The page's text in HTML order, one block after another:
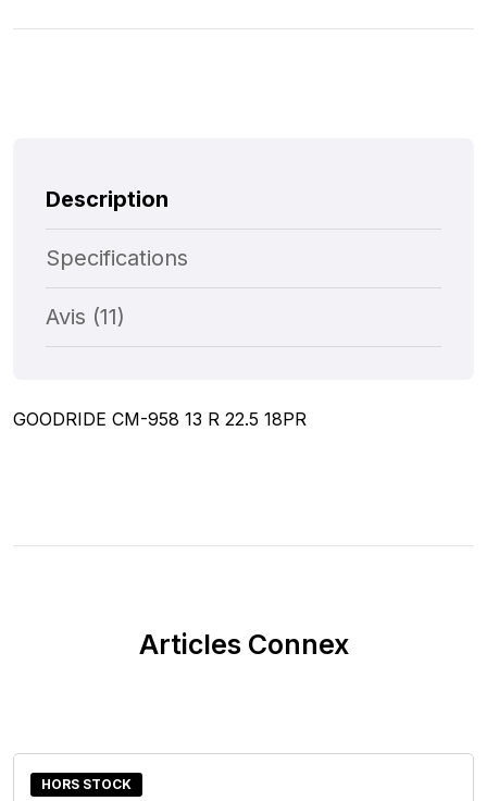
Description
Specifications
Avis (11)
GOODRIDE CM-958 13 R 22.5 18PR
Articles Connex
HORS STOCK